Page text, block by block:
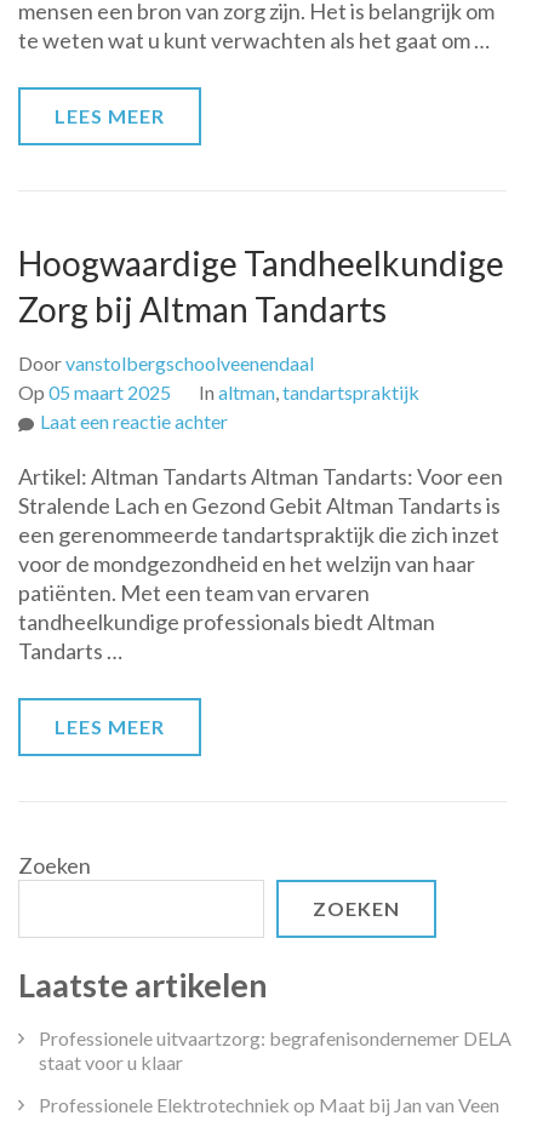
weten
over
mensen een bron van zorg zijn. Het is belangrijk om
te weten wat u kunt verwachten als het gaat om …
LEES MEER
Hoogwaardige Tandheelkundige
Zorg bij Altman Tandarts
Doorvanstolbergschoolveenendaal
Op 05 maart 2025 In altman,tandartspraktijk
Laat een reactie achterop
Tandheelkundige
Zorg
bij
Altman
Tandarts
Artikel: Altman Tandarts Altman Tandarts: Voor een
Stralende Lach en Gezond Gebit Altman Tandarts is
een gerenommeerde tandartspraktijk die zich inzet
voor de mondgezondheid en het welzijn van haar
patiënten. Met een team van ervaren
tandheelkundige professionals biedt Altman
Tandarts …
LEES MEER
Zoeken
ZOEKEN
Laatste artikelen
Professionele uitvaartzorg: begrafenisondernemer DELA
staat voor u klaar
Professionele Elektrotechniek op Maat bij Jan van Veen